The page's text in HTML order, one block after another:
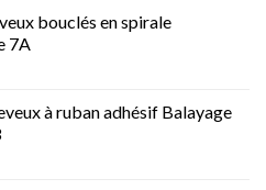
bouclés en spirale
7A
à ruban adhésif Balayage